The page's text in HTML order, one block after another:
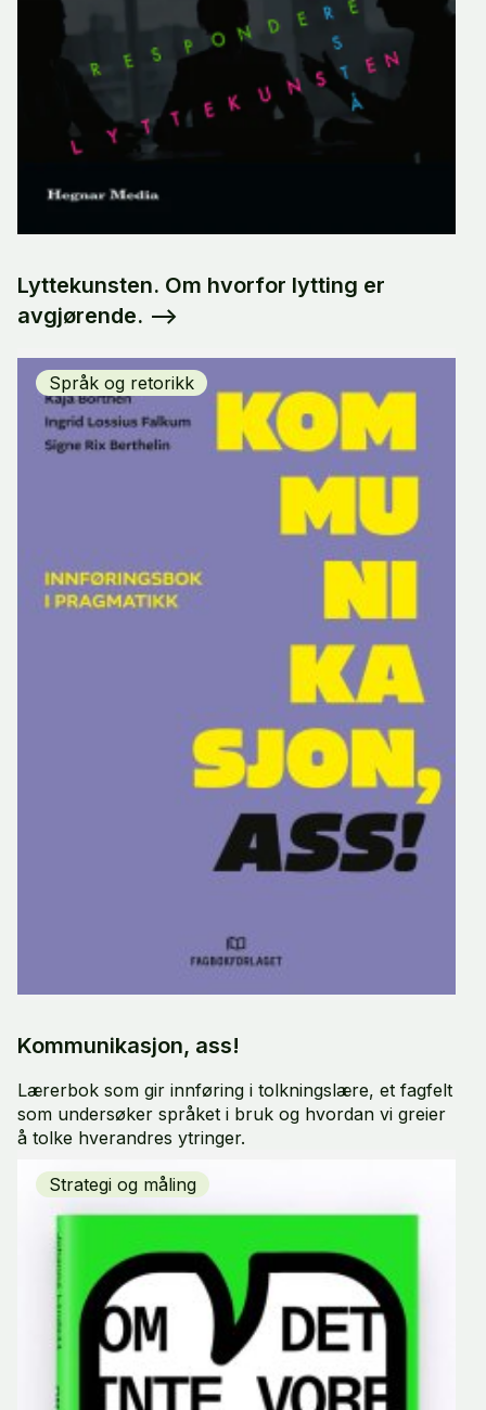
Lyttekunsten. Om hvorfor lytting er
avgjørende. -->
Språk og retorikk
Kommunikasjon, ass!
Lærerbok som gir innføring i tolkningslære, et fagfelt
som undersøker språket i bruk og hvordan vi greier
å tolke hverandres ytringer.
Strategi og måling